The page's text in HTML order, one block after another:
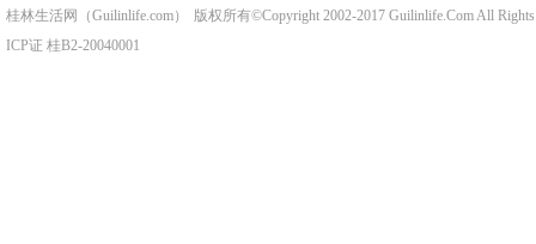
桂林生活网（Guilinlife.com）
版权所有©Copyright 2002-2017 Guilinlife.Com All Rights
ICP证 桂B2-20040001